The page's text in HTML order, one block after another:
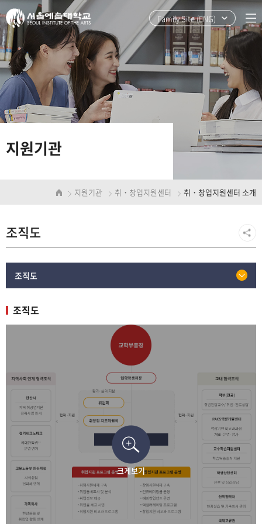
문
바
로
가
기
메
뉴
바
로
가
기
Family Site (ENG)
지원기관
지원기관 취・창업지원센터 취・창업지원센터 소개
조직도
조직도
조직도
크게보기